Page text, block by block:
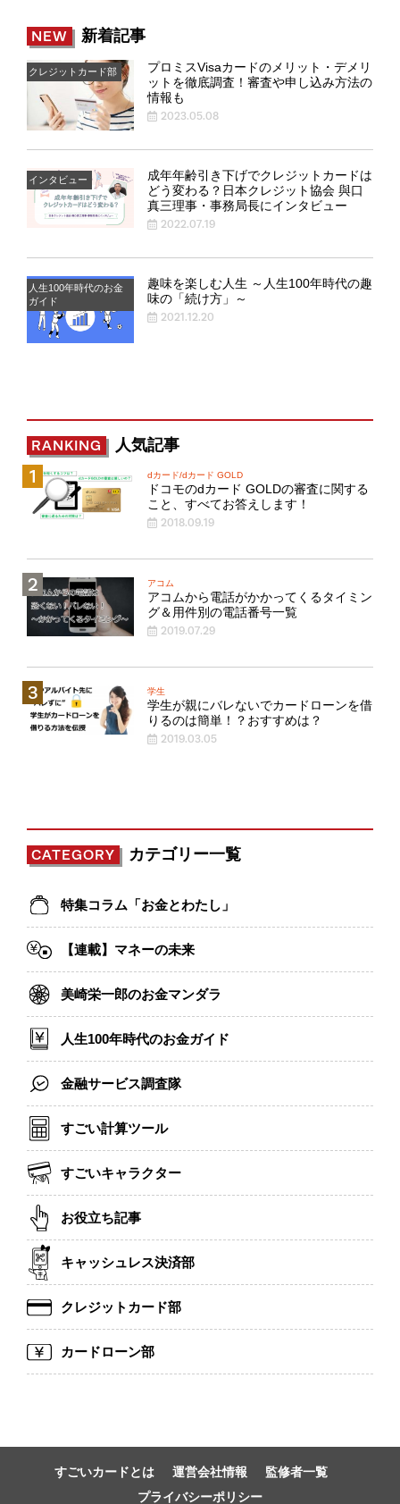
NEW 新着記事
クレジットカード部
プロミスVisaカードのメリット・デメリ
ットを徹底調査！審査や申し込み方法の
情報も
2023.05.08
インタビュー
成年年齢引き下げでクレジットカードは
どう変わる？日本クレジット協会 與口
真三理事・事務局長にインタビュー
2022.07.19
人生100年時代のお金
ガイド
趣味を楽しむ人生 ～人生100年時代の趣
味の「続け方」～
2021.12.20
RANKING 人気記事
dカード/dカード GOLD
ドコモのdカード GOLDの審査に関する
こと、すべてお答えします！
2018.09.19
アコム
アコムから電話がかかってくるタイミン
グ＆用件別の電話番号一覧
2019.07.29
学生
学生が親にバレないでカードローンを借
りるのは簡単！？おすすめは？
2019.03.05
CATEGORY カテゴリー一覧
特集コラム「お金とわたし」
【連載】マネーの未来
美崎栄一郎のお金マンダラ
人生100年時代のお金ガイド
金融サービス調査隊
すごい計算ツール
すごいキャラクター
お役立ち記事
キャッシュレス決済部
クレジットカード部
カードローン部
すごいカードとは 運営会社情報
監修者一覧
プライバシーポリシー